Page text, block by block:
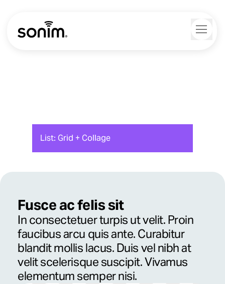
Navigation Controls
Home
List: Grid + Collage
Fusce ac felis sit
In consectetuer turpis ut velit. Proin
faucibus arcu quis ante. Curabitur
blandit mollis lacus. Duis vel nibh at
velit scelerisque suscipit. Vivamus
elementum semper nisi.